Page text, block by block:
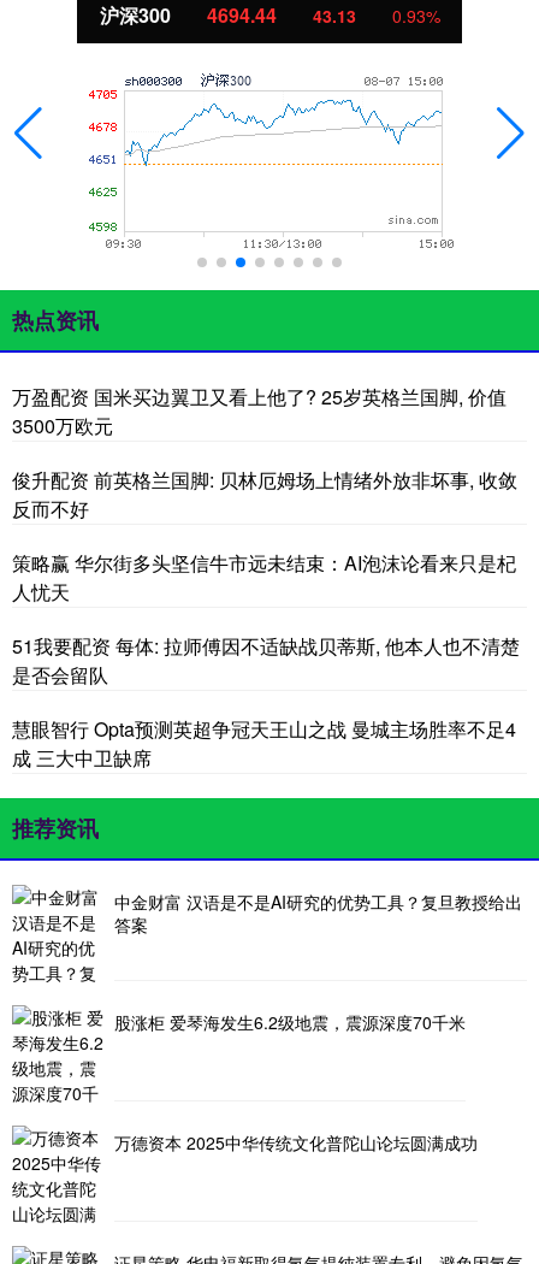
沪深300 4694.44 43.13 0.93%
热点资讯
万盈配资 国米买边翼卫又看上他了? 25岁英格兰国脚, 价值
3500万欧元
俊升配资 前英格兰国脚: 贝林厄姆场上情绪外放非坏事, 收敛
反而不好
策略赢 华尔街多头坚信牛市远未结束：AI泡沫论看来只是杞
人忧天
51我要配资 每体: 拉师傅因不适缺战贝蒂斯, 他本人也不清楚
是否会留队
慧眼智行 Opta预测英超争冠天王山之战 曼城主场胜率不足4
成 三大中卫缺席
推荐资讯
中金财富 汉语是不是AI研究的优势工具？复旦教授给出
答案
股涨柜 爱琴海发生6.2级地震，震源深度70千米
万德资本 2025中华传统文化普陀山论坛圆满成功